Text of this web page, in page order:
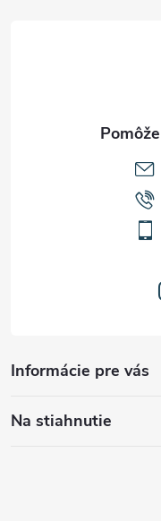
Informácie pre vás
Na stiahnutie